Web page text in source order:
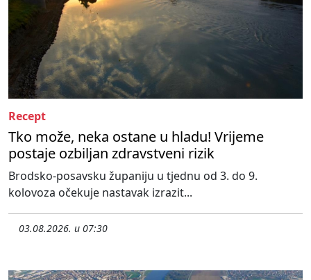
Recept
Tko može, neka ostane u hladu! Vrijeme
postaje ozbiljan zdravstveni rizik
Brodsko-posavsku županiju u tjednu od 3. do 9.
kolovoza očekuje nastavak izrazit...
03.08.2026. u 07:30